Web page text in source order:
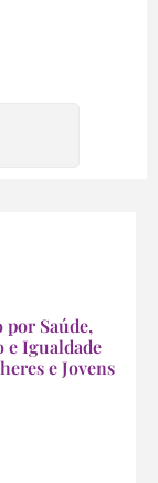
por Saúde,
e Igualdade
e Jovens